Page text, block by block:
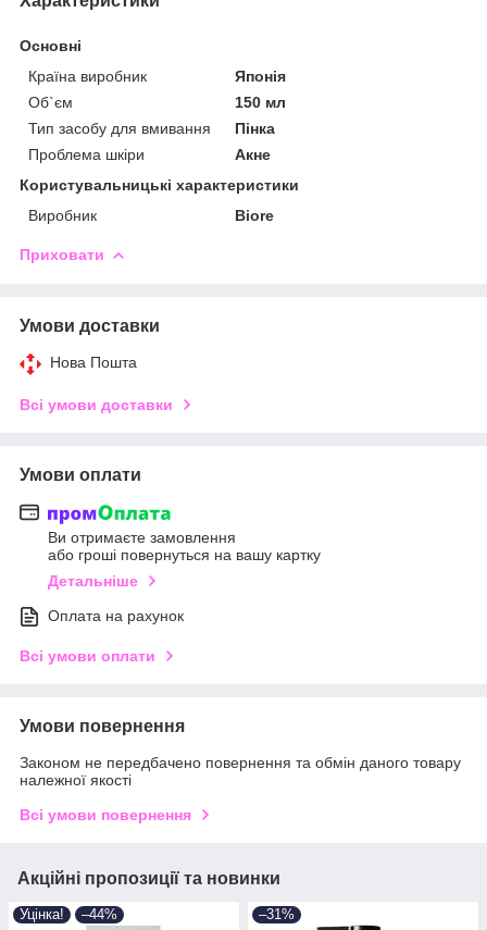
Основні
Країна виробник
Японія
Об`єм
150 мл
Тип засобу для вмивання
Пінка
Проблема шкіри
Акне
Користувальницькі характеристики
Виробник
Biore
Приховати
Умови доставки
Нова Пошта
Всі умови доставки
Умови оплати
Ви отримаєте замовлення
або гроші повернуться на вашу картку
Детальніше
Оплата на рахунок
Всі умови оплати
Умови повернення
Законом не передбачено повернення та обмін даного товару
належної якості
Всі умови повернення
Акційні пропозиції та новинки
Уцінка! –44% –31%